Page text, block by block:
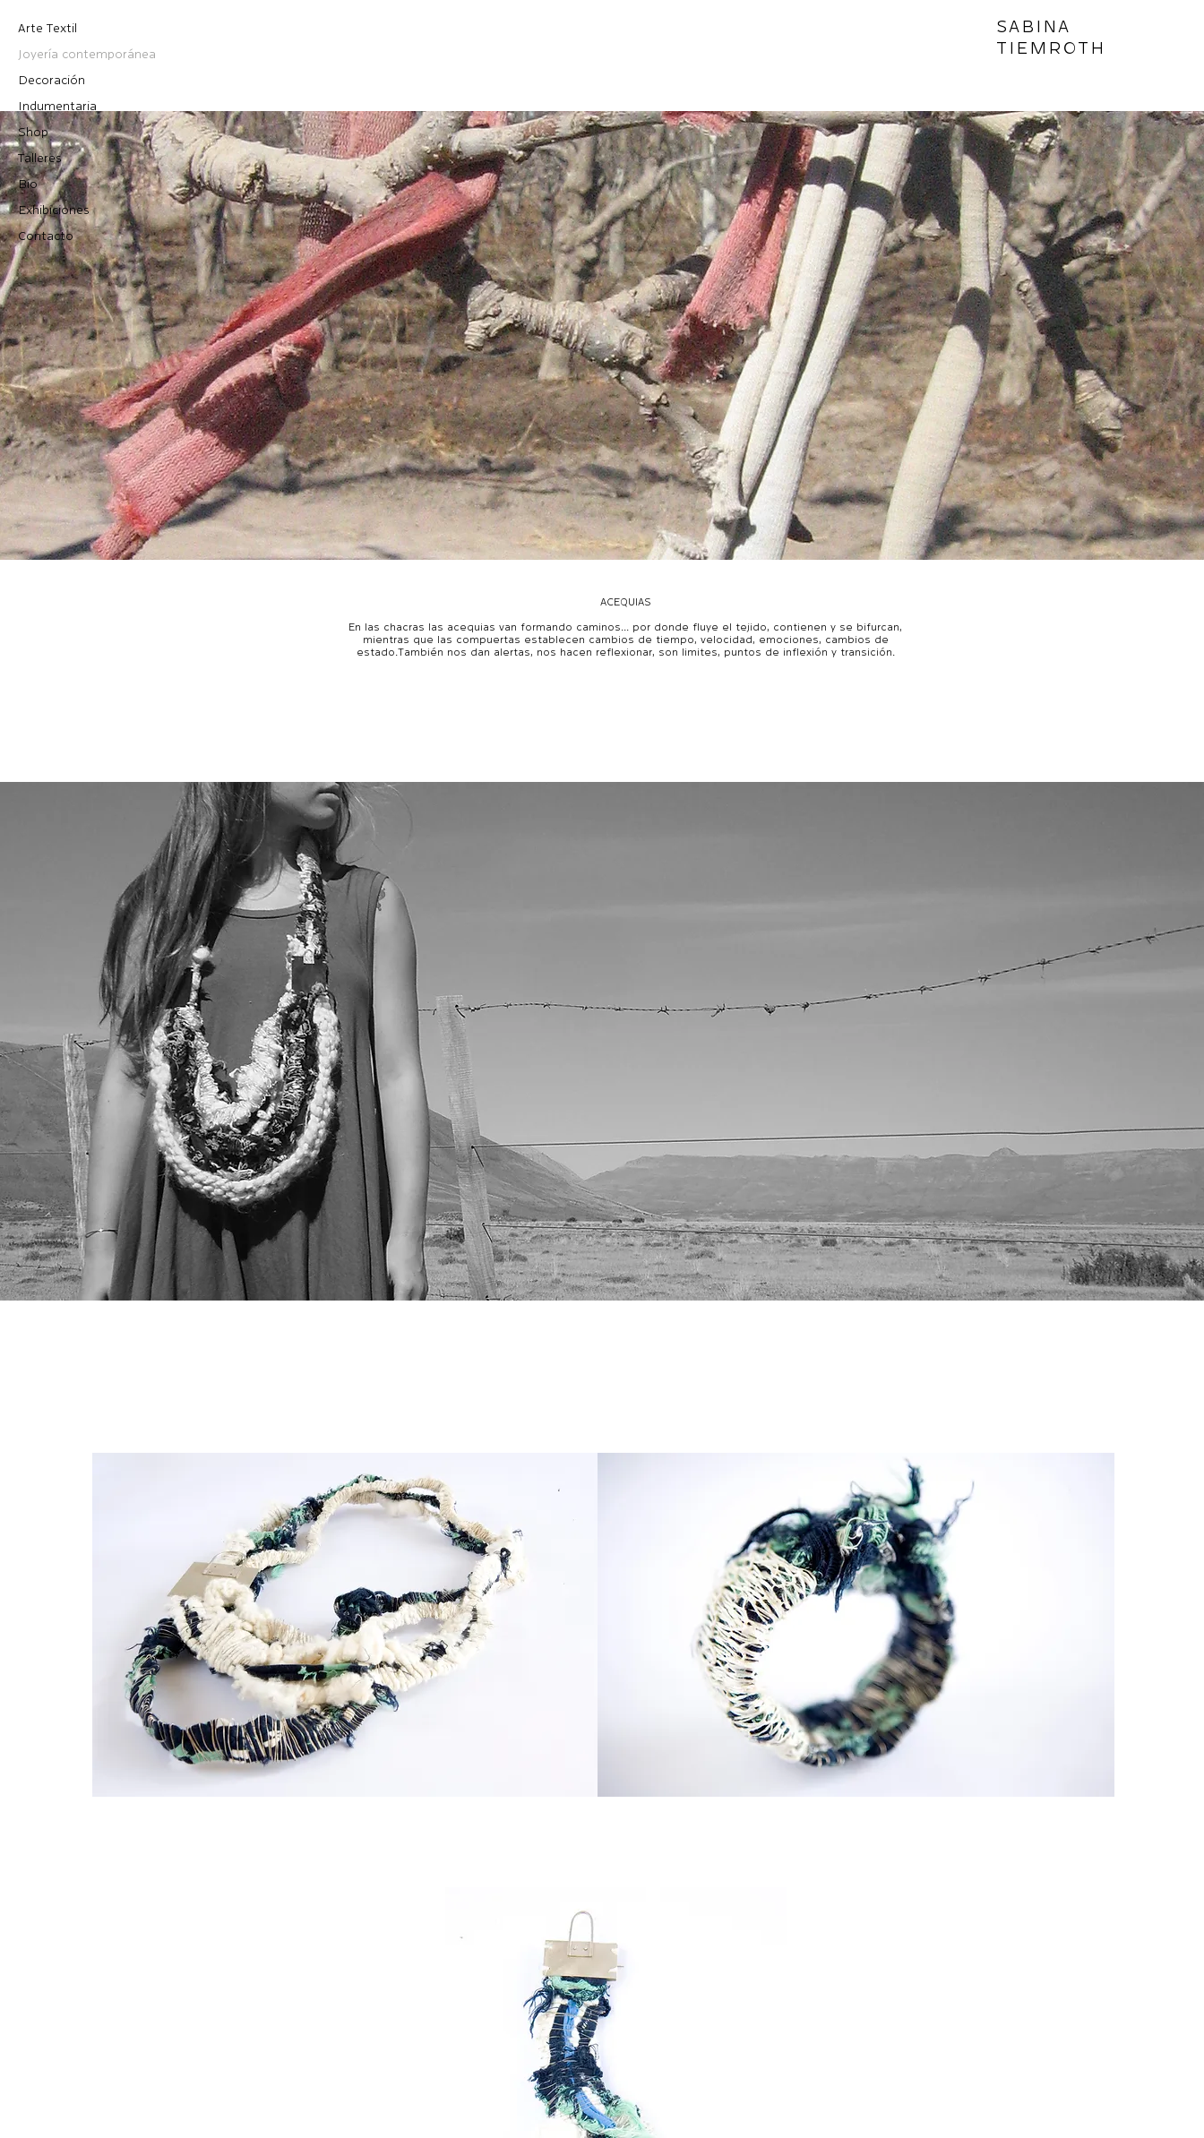
Arte Textil
Joyería contemporánea
Decoración
Indumentaria
Shop
Talleres
Bio
Exhibiciones
Contacto
SABINA
TIEMROTH
ACEQUIAS
En las chacras las acequias van formando caminos... por donde fluye el tejido, contienen y se bifurcan,
mientras que las compuertas establecen cambios de tiempo, velocidad, emociones, cambios de
estado.También nos dan alertas, nos hacen reflexionar, son limites, puntos de inflexión y transición.